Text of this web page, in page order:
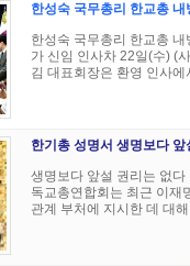
한성숙 국무총리 한교총 내
한성숙 국무총리 한교총
가 신임 인사차 22일(수) (
김 대표회장은 환영 인사에
한기총 성명서 생명보다
생명보다 앞설 권리는 없
독교총연합회는 최근 이재
관계 부처에 지시한 데 대